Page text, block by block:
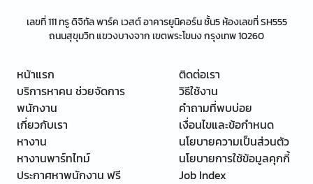
เลขที่ 111 ทรู ดิจิทัล พาร์ค เวสต์ อาคารยูนิคอร์น ชั้น5 ห้องเลขที่ SH555
ถนนสุขุมวิท แขวงบางจาก เขตพระโขนง กรุงเทพ 10260
หน้าแรก
บริการหาคน ช่วยจัดการ
พนักงาน
เกี่ยวกับเรา
หางาน
หางานพาร์ทไทม์
ประกาศหาพนักงาน ฟรี
ติดต่อเรา
วิธีใช้งาน
คำถามที่พบบ่อย
เงื่อนไขและข้อกำหนด
นโยบายความเป็นส่วนตัว
นโยบายการใช้ข้อมูลคุกกี้
Job Index